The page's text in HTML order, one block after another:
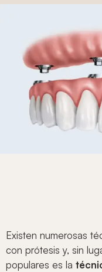
Existen numerosas
con prótesis y, sin
populares es la